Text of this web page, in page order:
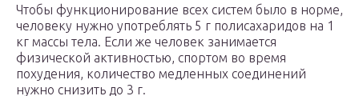
Чтобы функционирование всех систем было в норме,
человеку нужно употреблять 5 г полисахаридов на 1
кг массы тела. Если же человек занимается
физической активностью, спортом во время
похудения, количество медленных соединений
нужно снизить до 3 г.